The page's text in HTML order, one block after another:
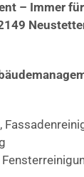
– Immer